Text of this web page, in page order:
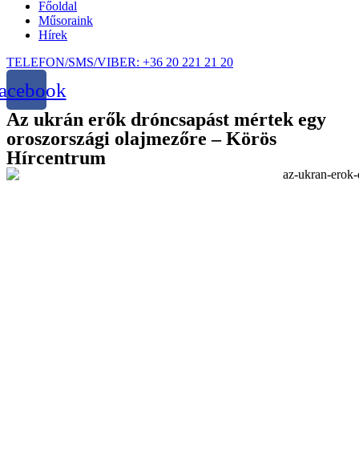
Főoldal
Műsoraink
Hírek
TELEFON/SMS/VIBER: +36 20 221 21 20
Az ukrán erők dróncsapást mértek egy
oroszországi olajmezőre – Körös
Hírcentrum